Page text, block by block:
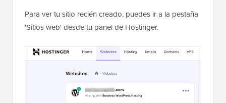
Para ver tu sitio recién creado, puedes ir a la pestaña
'Sitios web' desde tu panel de Hostinger.